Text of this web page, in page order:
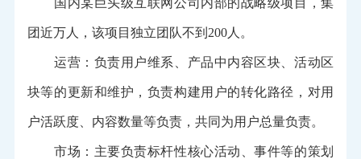
国内某巨头级互联网公司内部的战略级项目，集
团近万人，该项目独立团队不到200人。
运营：负责用户维系、产品中内容区块、活动区
块等的更新和维护，负责构建用户的转化路径，对用
户活跃度、内容数量等负责，共同为用户总量负责。
市场：主要负责标杆性核心活动、事件等的策划